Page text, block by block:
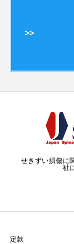
>>
せきずい損傷に
祉
定款